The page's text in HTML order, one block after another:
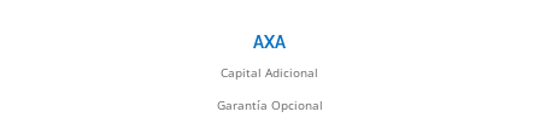
AXA
Capital Adicional
Garantía Opcional